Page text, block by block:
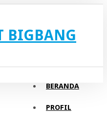
BERANDA
PROFIL